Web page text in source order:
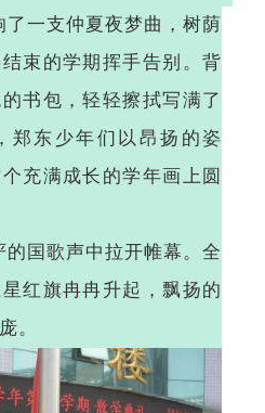
了一支仲夏夜梦曲，树荫
束的学期挥手告别。背
书包，轻轻擦拭写满了
郑东少年们以昂扬的姿
充满成长的学年画上圆
的国歌声中拉开帷幕。全
红旗冉冉升起，飘扬的
。